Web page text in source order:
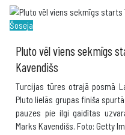
Šoseja
Pluto vēl viens sekmīgs
Kavendišs
Turcijas tūres otrajā posmā
Pluto lielās grupas finiša
pauzes pie ilgi gaidītas
Marks Kavendišs. Foto: Getty